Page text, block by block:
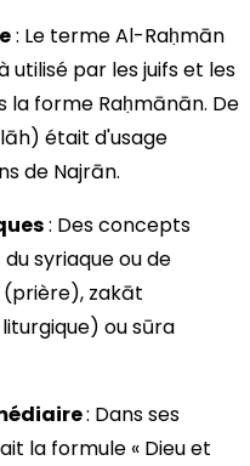
: Le terme Al-Raḥmān
utilisé par les juifs et les
la forme Raḥmānān. De
était d'usage
de Najrān.
: Des concepts
syriaque ou de
zakāt
ou sūra
: Dans ses
la formule « Dieu et